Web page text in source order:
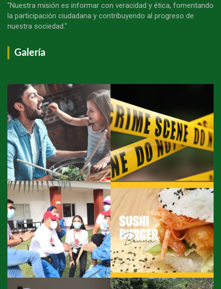
"Nuestra misión es informar con veracidad y ética, fomentando
la participación ciudadana y contribuyendo al progreso de
nuestra sociedad."
Galería